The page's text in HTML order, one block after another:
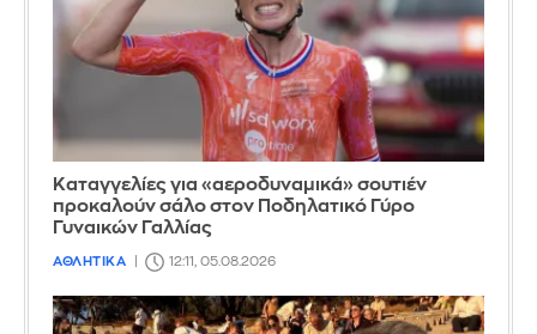
Καταγγελίες για «αεροδυναμικά» σουτιέν
προκαλούν σάλο στον Ποδηλατικό Γύρο
Γυναικών Γαλλίας
ΑΘΛΗΤΙΚΑ 12:11, 05.08.2026